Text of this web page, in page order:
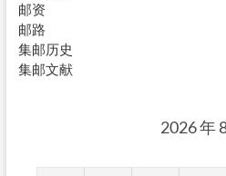
邮资
邮路
集邮历史
集邮文献
2026 年